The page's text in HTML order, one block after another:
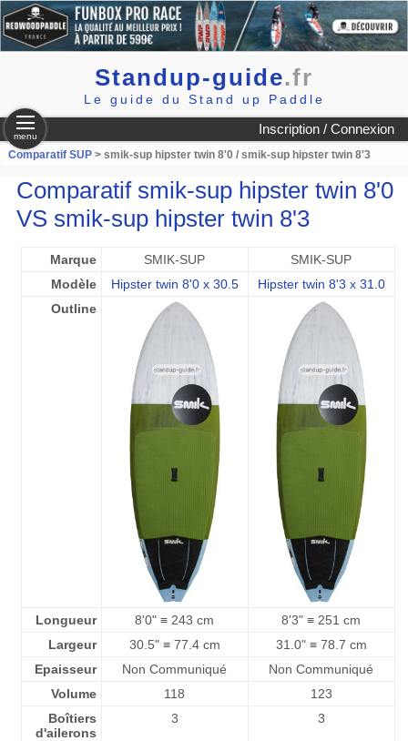
Standup-guide.fr
Le guide du Stand up Paddle
Inscription / Connexion
menu
Comparatif SUP > smik-sup hipster twin 8'0 / smik-sup hipster twin 8'3
Comparatif smik-sup hipster twin 8'0
VS smik-sup hipster twin 8'3
Marque SMIK-SUP
SMIK-SUP
Modèle
Hipster twin 8'0 x 30.5
Hipster twin 8'3 x 31.0
Outline
Longueur 8'0" ≡ 243 cm
8'3" ≡ 251 cm
Largeur
30.5" ≡ 77.4 cm
31.0" ≡ 78.7 cm
Epaisseur
Non Communiqué
Non Communiqué
Volume
118
123
Boîtiers
d'ailerons
3 3